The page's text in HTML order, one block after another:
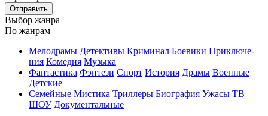
Отправить
Вы­бор жан­ра
По жан­рам
Ме­ло­дра­мы Де­тек­ти­вы Кри­ми­нал Бое­ви­ки При­клю­че­
ния Ко­ме­дия Му­зы­ка
Фан­та­сти­ка Фэн­те­зи Спорт Ис­то­рия Дра­мы Во­ен­ные
Дет­ские
Се­мей­ные Мис­ти­ка Трил­ле­ры Био­гра­фия Ужа­сы ТВ —
ШОУ До­ку­мен­таль­ные